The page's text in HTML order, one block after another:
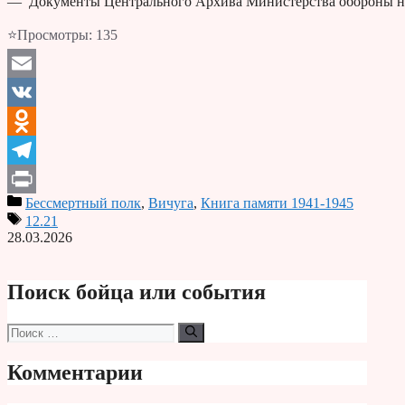
⭐Просмотры: 135
Email
VK
Odnoklassniki
Telegram
PrintБессмертный полк, Вичуга, Книга памяти 1941-1945
12.21
28.03.2026
Поиск бойца или события
Поиск:
Комментарии